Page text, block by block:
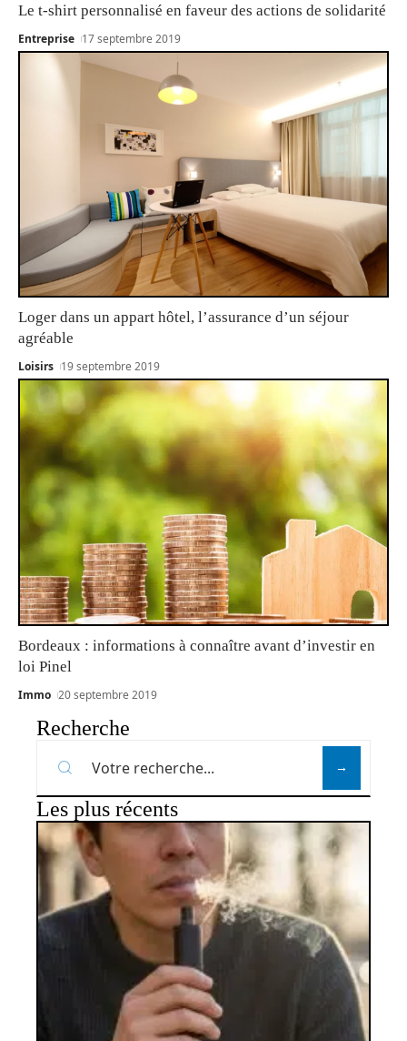
Le t-shirt personnalisé en faveur des actions de solidarité
Entreprise 17 septembre 2019
Loger dans un appart hôtel, l’assurance d’un séjour
agréable
Loisirs 19 septembre 2019
Bordeaux : informations à connaître avant d’investir en
loi Pinel
Immo 20 septembre 2019
Recherche
Les plus récents